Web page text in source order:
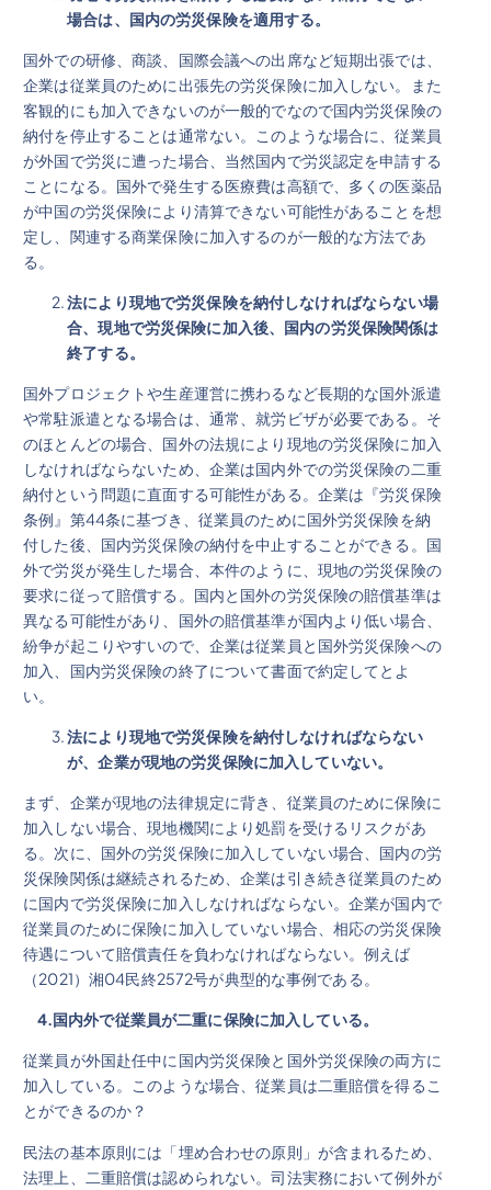
場合は、国内の労災保険を適用する。
国外での研修、商談、国際会議への出席など短期出張では、
企業は従業員のために出張先の労災保険に加入しない。また
客観的にも加入できないのが一般的でなので国内労災保険の
納付を停止することは通常ない。このような場合に、従業員
が外国で労災に遭った場合、当然国内で労災認定を申請する
ことになる。国外で発生する医療費は高額で、多くの医薬品
が中国の労災保険により清算できない可能性があることを想
定し、関連する商業保険に加入するのが一般的な方法であ
る。
法により現地で労災保険を納付しなければならない場
合、現地で労災保険に加入後、国内の労災保険関係は
終了する。
国外プロジェクトや生産運営に携わるなど長期的な国外派遣
や常駐派遣となる場合は、通常、就労ビザが必要である。そ
のほとんどの場合、国外の法規により現地の労災保険に加入
しなければならないため、企業は国内外での労災保険の二重
納付という問題に直面する可能性がある。企業は『労災保険
条例』第44条に基づき、従業員のために国外労災保険を納
付した後、国内労災保険の納付を中止することができる。国
外で労災が発生した場合、本件のように、現地の労災保険の
要求に従って賠償する。国内と国外の労災保険の賠償基準は
異なる可能性があり、国外の賠償基準が国内より低い場合、
紛争が起こりやすいので、企業は従業員と国外労災保険への
加入、国内労災保険の終了について書面で約定してとよ
い。
法により現地で労災保険を納付しなければならない
が、企業が現地の労災保険に加入していない。
まず、企業が現地の法律規定に背き、従業員のために保険に
加入しない場合、現地機関により処罰を受けるリスクがあ
る。次に、国外の労災保険に加入していない場合、国内の労
災保険関係は継続されるため、企業は引き続き従業員のため
に国内で労災保険に加入しなければならない。企業が国内で
従業員のために保険に加入していない場合、相応の労災保険
待遇について賠償責任を負わなければならない。例えば
（2021）湘04民終2572号が典型的な事例である。
4.国内外で従業員が二重に保険に加入している。
従業員が外国赴任中に国内労災保険と国外労災保険の両方に
加入している。このような場合、従業員は二重賠償を得るこ
とができるのか？
民法の基本原則には「埋め合わせの原則」が含まれるため、
法理上、二重賠償は認められない。司法実務において例外が